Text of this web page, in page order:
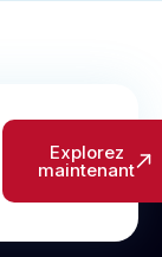
Explorez
maintenant